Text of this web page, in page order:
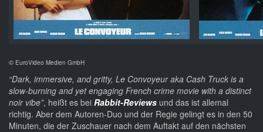
© EuroVideo Medien GmbH
“Dark, immersive, and gritty, Le Convoyeur aka Cash Truck is a
slow-burning and yet engaging French crime movie with a distinct
noir vibe”, heißt es bei Rabbit-Reviews und das ist allemal
richtig. Aber dem Autoren-Duo und der Regie gelingt es in den 50
Minuten, die der Zuschauer nach dem Auftakt auf den nächsten